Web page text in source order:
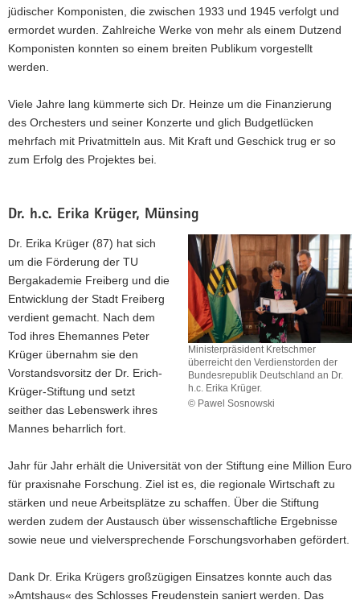
Deutschland
an
Dr.
(li.).
jüdischer Komponisten, die zwischen 1933 und 1945 verfolgt und
ermordet wurden. Zahlreiche Werke von mehr als einem Dutzend
Komponisten konnten so einem breiten Publikum vorgestellt
werden.
Viele Jahre lang kümmerte sich Dr. Heinze um die Finanzierung
des Orchesters und seiner Konzerte und glich Budgetlücken
mehrfach mit Privatmitteln aus. Mit Kraft und Geschick trug er so
zum Erfolg des Projektes bei.
Dr. h.c. Erika Krüger, Münsing
Ministerpräsident Kretschmer
überreicht den Verdienstorden der
Bundesrepublik Deutschland an Dr.
h.c. Erika Krüger.
© Pawel Sosnowski
den
Verdienstorden
der
Bundesrepublik
Deutschland
an
h.c.
Krüger.
Dr. Erika Krüger (87) hat sich
um die Förderung der TU
Bergakademie Freiberg und die
Entwicklung der Stadt Freiberg
verdient gemacht. Nach dem
Tod ihres Ehemannes Peter
Krüger übernahm sie den
Vorstandsvorsitz der Dr. Erich-
Krüger-Stiftung und setzt
seither das Lebenswerk ihres
Mannes beharrlich fort.
Jahr für Jahr erhält die Universität von der Stiftung eine Million Euro
für praxisnahe Forschung. Ziel ist es, die regionale Wirtschaft zu
stärken und neue Arbeitsplätze zu schaffen. Über die Stiftung
werden zudem der Austausch über wissenschaftliche Ergebnisse
sowie neue und vielversprechende Forschungsvorhaben gefördert.
Dank Dr. Erika Krügers großzügigen Einsatzes konnte auch das
»Amtshaus« des Schlosses Freudenstein saniert werden. Das